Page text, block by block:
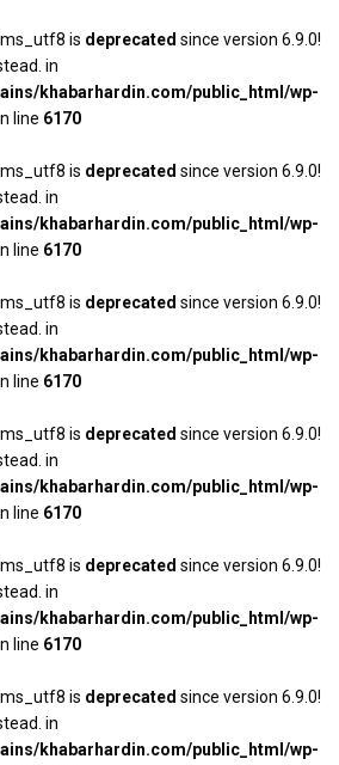
is deprecated since version 6.9.0!
in
khabarhardin.com/public_html/wp-
line 6170
is deprecated since version 6.9.0!
in
khabarhardin.com/public_html/wp-
line 6170
is deprecated since version 6.9.0!
in
khabarhardin.com/public_html/wp-
line 6170
is deprecated since version 6.9.0!
in
khabarhardin.com/public_html/wp-
line 6170
is deprecated since version 6.9.0!
in
khabarhardin.com/public_html/wp-
line 6170
is deprecated since version 6.9.0!
in
khabarhardin.com/public_html/wp-